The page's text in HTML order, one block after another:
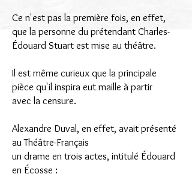
Ce n'est pas la première fois, en effet,
que la personne du prétendant Charles-
Édouard Stuart est mise au théâtre.
Il est même curieux que la principale
pièce qu'il inspira eut maille à partir
avec la censure.
Alexandre Duval, en effet, avait présenté
au Théâtre-Français
un drame en trois actes, intitulé Édouard
en Écosse :